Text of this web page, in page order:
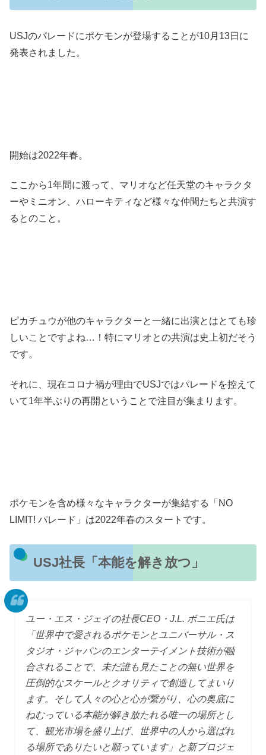
USJのパレードにポケモンが登場することが10月13日に
発表されました。
開始は2022年春。
ここから1年間に渡って、マリオなど任天堂のキャラクタ
ーやミニオン、ハローキティなど様々な仲間たちと共演す
るとのこと。
ピカチュウが他のキャラクターと一緒に出演とはとても珍
しいことですよね…！特にマリオとの共演は史上初だそう
です。
それに、現在コロナ禍が理由でUSJではパレードを控えて
いて1年半ぶりの再開ということで注目が集まります。
ポケモンを含め様々なキャラクターが集結する「NO
LIMIT! パレード」は2022年春のスタートです。
USJ社長「本能を解き放つ」
ユー・エス・ジェイの社長CEO・J.L. ボニエ氏は
「世界中で愛されるポケモンとユニバーサル・ス
タジオ・ジャパンのエンターテイメント技術が融
合されることで、未だ誰も見たことの無い世界を
圧倒的なスケールとクオリティで創造してまいり
ます。そして人々の心と心が繋がり、心の奥底に
ねむっている本能が解き放たれる唯一の場所とし
て、観光市場を盛り上げ、世界中の人から選ばれ
る場所でありたいと願っています」と新プロジェ